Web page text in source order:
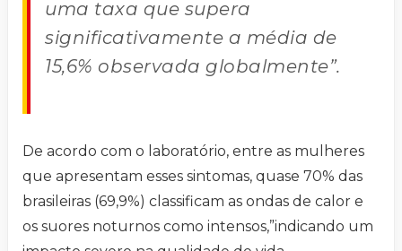
uma taxa que supera
significativamente a média de
15,6% observada globalmente”.
De acordo com o laboratório, entre as mulheres
que apresentam esses sintomas, quase 70% das
brasileiras (69,9%) classificam as ondas de calor e
os suores noturnos como intensos,”indicando um